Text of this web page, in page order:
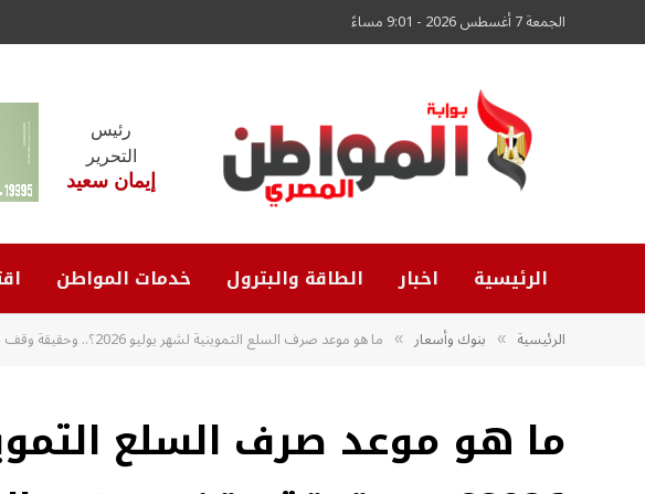
الجمعة 7 أغسطس 2026 - 9:01 مساءً
رئيس
التحرير
إيمان سعيد
الرئيسية اخبار الطاقة والبترول خدمات المواطن
الرئيسية » بنوك وأسعار » ما هو موعد صرف السلع التموينية لشهر يوليو 2026؟.. وحقيقة وقف صرف «العيش»
ما هو موعد صرف السلع